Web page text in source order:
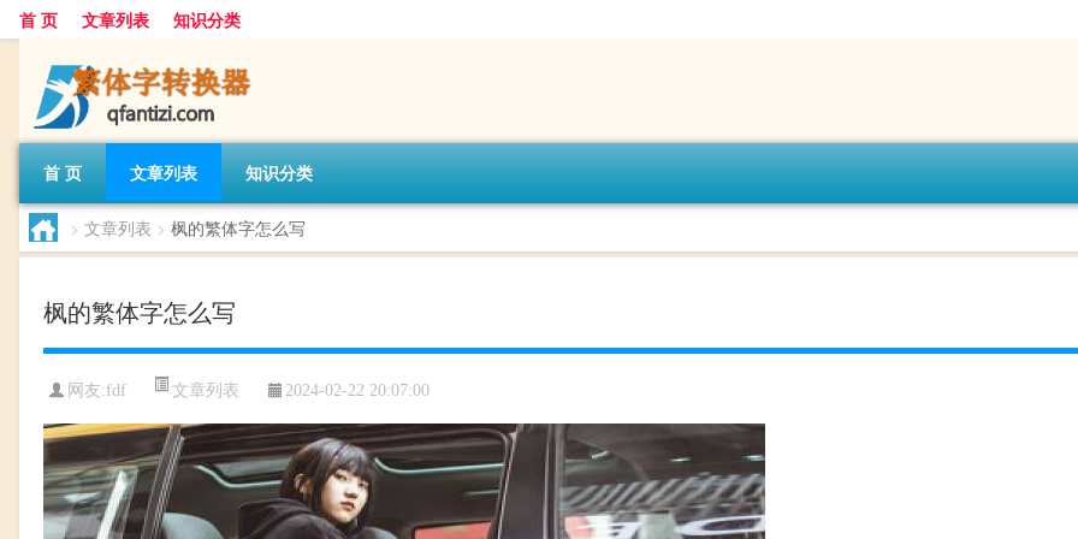
首 页 文章列表 知识分类
首 页 文章列表 知识分类
> 文章列表 > 枫的繁体字怎么写
枫的繁体字怎么写
网友:fdf 文章列表 2024-02-22 20:07:00